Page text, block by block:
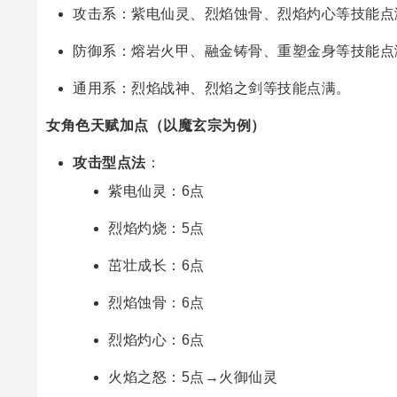
攻击系：紫电仙灵、烈焰蚀骨、烈焰灼心等技能点
防御系：熔岩火甲、融金铸骨、重塑金身等技能点
通用系：烈焰战神、烈焰之剑等技能点满。
女角色天赋加点（以魔玄宗为例）
攻击型点法：
紫电仙灵：6点
烈焰灼烧：5点
茁壮成长：6点
烈焰蚀骨：6点
烈焰灼心：6点
火焰之怒：5点→火御仙灵